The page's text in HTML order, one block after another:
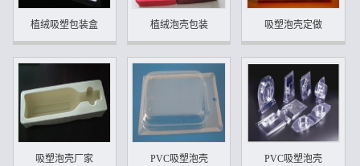
植绒吸塑包装盒 植绒泡壳包装 吸塑泡壳定做
吸塑泡壳厂家 PVC吸塑泡壳 PVC吸塑泡壳